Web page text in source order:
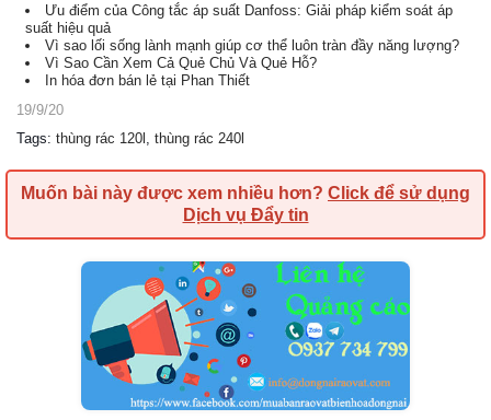
Ưu điểm của Công tắc áp suất Danfoss: Giải pháp kiểm soát áp
suất hiệu quả
Vì sao lối sống lành mạnh giúp cơ thể luôn tràn đầy năng lượng?
Vì Sao Cần Xem Cả Quẻ Chủ Và Quẻ Hỗ?
In hóa đơn bán lẻ tại Phan Thiết
19/9/20
Tags: thùng rác 120l , thùng rác 240l
Muốn bài này được xem nhiều hơn? Click để sử dụng
Dịch vụ Đẩy tin